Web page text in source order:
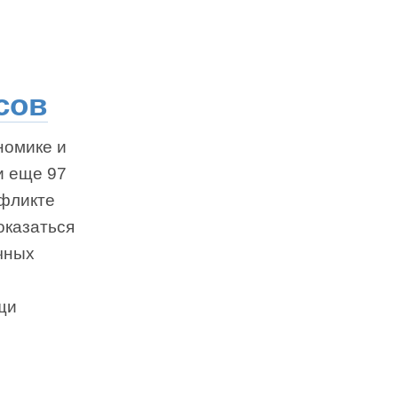
и
еще 97